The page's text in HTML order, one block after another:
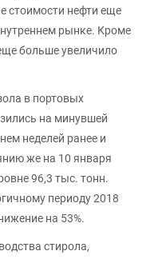
стоимости нефти еще
рынке. Кроме
больше увеличило
в портовых
на минувшей
неделей ранее и
же на 10 января
96,3 тыс. тонн.
периоду 2018
на 53%.
стирола,